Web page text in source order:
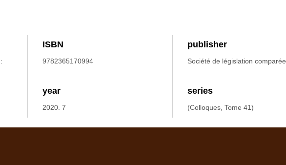
ISBN
9782365170994
publisher
Société de législation comparée
year
2020. 7
series
(Colloques, Tome 41)